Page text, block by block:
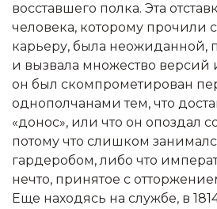
восставшего полка. Эта
человека, которому прочили
карьеру, была неожиданной,
и вызвала множество версий
он был скомпрометирован
однополчанами тем, что
«донос», или что он опоздал
потому что слишком
гардеробом, либо что
нечто, принятое с
Еще находясь на службе, в